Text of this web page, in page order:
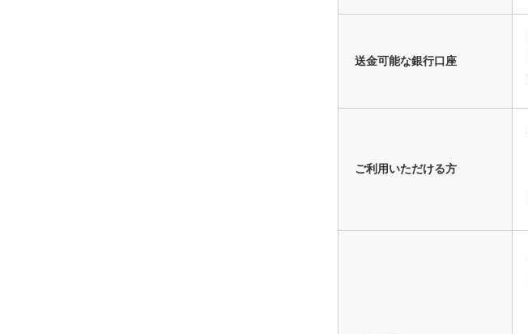
送金可能な銀行口座
ご利用いただける方